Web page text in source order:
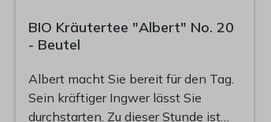
BIO Kräutertee "Albert" No. 20
- Beutel
Albert macht Sie bereit für den Tag.
Sein kräftiger Ingwer lässt Sie
durchstarten. Zu dieser Stunde ist